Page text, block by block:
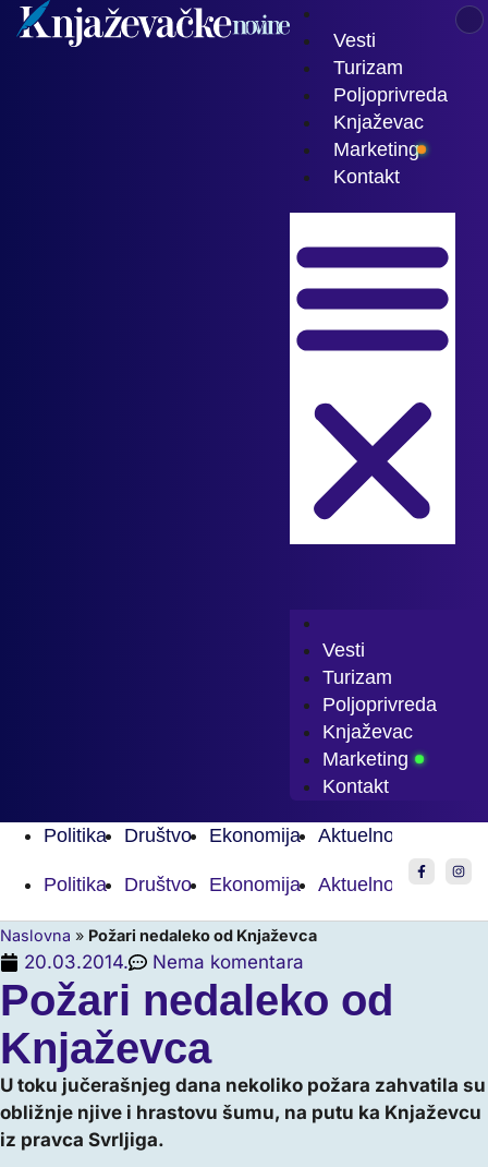
Vesti
Turizam
Poljoprivreda
Knjaževac
Marketing
Kontakt
Vesti
Turizam
Poljoprivreda
Knjaževac
Marketing
Kontakt
Politika Društvo Ekonomija Aktuelnosti
Politika Društvo Ekonomija Aktuelnosti Sport
Naslovna » Požari nedaleko od Knjaževca
20.03.2014. Nema komentara
Požari nedaleko od
Knjaževca
U toku jučerašnjeg dana nekoliko požara zahvatila su
obližnje njive i hrastovu šumu, na putu ka Knjaževcu
iz pravca Svrljiga.